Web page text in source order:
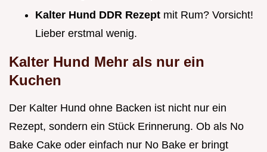
Kalter Hund DDR Rezept mit Rum? Vorsicht!
Lieber erstmal wenig.
Kalter Hund Mehr als nur ein
Kuchen
Der Kalter Hund ohne Backen ist nicht nur ein
Rezept, sondern ein Stück Erinnerung. Ob als No
Bake Cake oder einfach nur No Bake er bringt